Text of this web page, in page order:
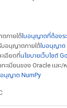
ตภายใต้ใบอนุญาตที่ต้องร
บอนุญาตภายใต้ใบอนุญาต
เอียดที่นโยบายเว็บไซต์
ะเบียนของ Oracle และ/
อนุญาต NumPy